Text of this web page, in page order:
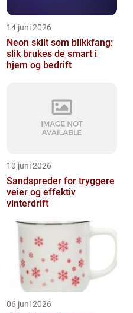
14 juni 2026
Neon skilt som blikkfang:
slik brukes de smart i
hjem og bedrift
10 juni 2026
Sandspreder for tryggere
veier og effektiv
vinterdrift
06 juni 2026